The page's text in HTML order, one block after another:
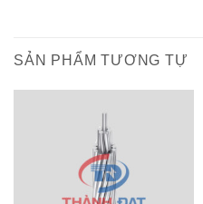
SẢN PHẨM TƯƠNG TỰ